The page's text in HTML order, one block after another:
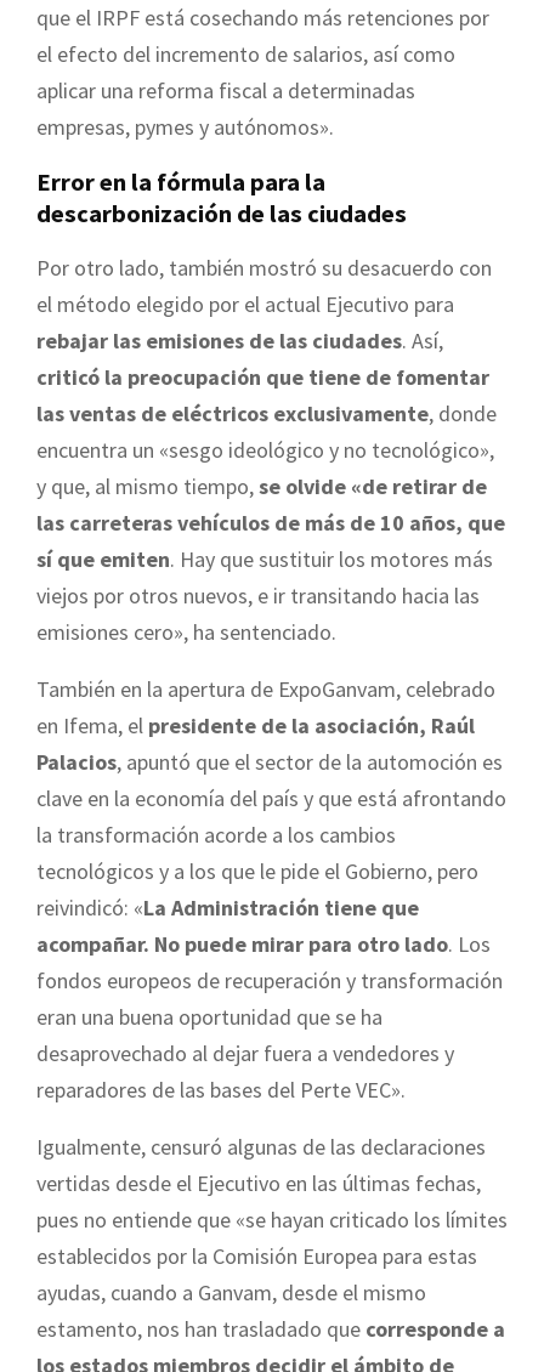
que el IRPF está cosechando más retenciones por
el efecto del incremento de salarios, así como
aplicar una reforma fiscal a determinadas
empresas, pymes y autónomos».
Error en la fórmula para la
descarbonización de las ciudades
Por otro lado, también mostró su desacuerdo con
el método elegido por el actual Ejecutivo para
rebajar las emisiones de las ciudades. Así,
criticó la preocupación que tiene de fomentar
las ventas de eléctricos exclusivamente, donde
encuentra un «sesgo ideológico y no tecnológico»,
y que, al mismo tiempo,se olvide «de retirar de
las carreteras vehículos de más de 10 años, que
sí que emiten. Hay que sustituir los motores más
viejos por otros nuevos, e ir transitando hacia las
emisiones cero», ha sentenciado.
También en la apertura de ExpoGanvam, celebrado
en Ifema, el presidente de la asociación, Raúl
Palacios, apuntó que el sector de la automoción es
clave en la economía del país y que está afrontando
la transformación acorde a los cambios
tecnológicos y a los que le pide el Gobierno, pero
reivindicó: «La Administración tiene que
acompañar. No puede mirar para otro lado. Los
fondos europeos de recuperación y transformación
eran una buena oportunidad que se ha
desaprovechado al dejar fuera a vendedores y
reparadores de las bases del Perte VEC».
Igualmente, censuró algunas de las declaraciones
vertidas desde el Ejecutivo en las últimas fechas,
pues no entiende que «se hayan criticado los límites
establecidos por la Comisión Europea para estas
ayudas, cuando a Ganvam, desde el mismo
estamento, nos han trasladado que corresponde a
los estados miembros decidir el ámbito de